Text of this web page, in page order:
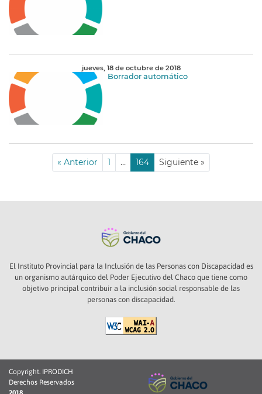
jueves, 18 de octubre de 2018
Borrador automático
« Anterior 1 … 164 Siguiente »
El Instituto Provincial para la Inclusión de las Personas con Discapacidad es
un organismo autárquico del Poder Ejecutivo del Chaco que tiene como
objetivo principal contribuir a la inclusión social responsable de las
personas con discapacidad.
Copyright. IPRODICH
Derechos Reservados